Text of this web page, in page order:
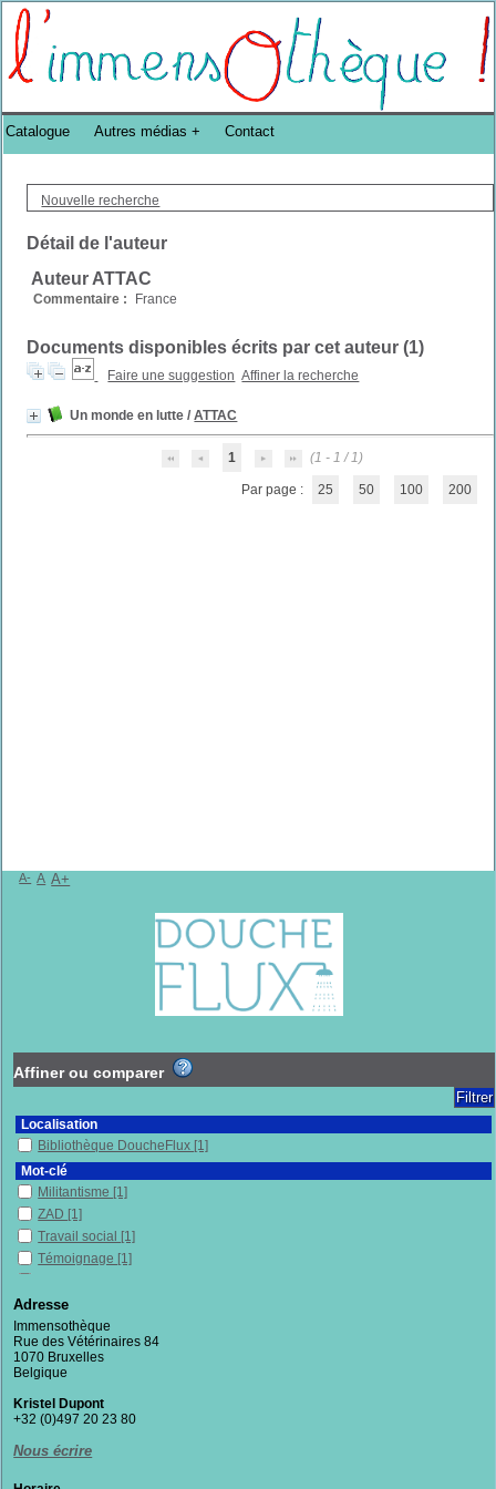
Bibliothèque DoucheFLUX Bibliotheek -->
Nouvelle recherche
Détail de l'auteur
Auteur ATTAC
Commentaire : France
Documents disponibles écrits par cet auteur (1)
Faire une suggestion Affiner la recherche
Un monde en lutte /ATTAC
1 (1 - 1 / 1)
Par page : 25 50 100 200
Catalogue Autres médias Contact
A- A A+
Affiner ou comparer
Localisation
Bibliothèque DoucheFlux [1]
Mot-clé
Militantisme [1]
ZAD [1]
Travail social [1]
Témoignage [1]
Précarité
Néolibéralisme
Mouvements sociaux
Mondialisation
Lutte[1]
Forces de l'ordre
Féminisme
Adresse
Immensothèque
Rue des Vétérinaires 84
1070 Bruxelles
Belgique
Kristel Dupont
+32 (0)497 20 23 80
Nous écrire